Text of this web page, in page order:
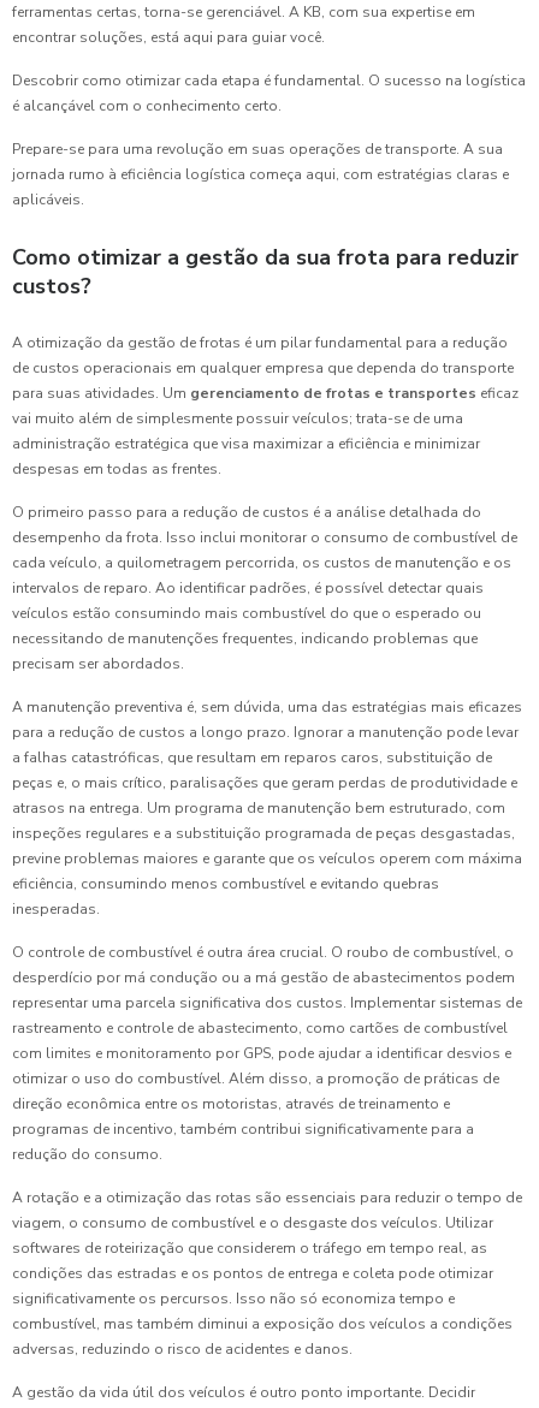
ferramentas certas, torna-se gerenciável. A KB, com sua expertise em
encontrar soluções, está aqui para guiar você.
Descobrir como otimizar cada etapa é fundamental. O sucesso na logística
é alcançável com o conhecimento certo.
Prepare-se para uma revolução em suas operações de transporte. A sua
jornada rumo à eficiência logística começa aqui, com estratégias claras e
aplicáveis.
Como otimizar a gestão da sua frota para reduzir
custos?
A otimização da gestão de frotas é um pilar fundamental para a redução
de custos operacionais em qualquer empresa que dependa do transporte
para suas atividades. Um gerenciamento de frotas e transportes eficaz
vai muito além de simplesmente possuir veículos; trata-se de uma
administração estratégica que visa maximizar a eficiência e minimizar
despesas em todas as frentes.
O primeiro passo para a redução de custos é a análise detalhada do
desempenho da frota. Isso inclui monitorar o consumo de combustível de
cada veículo, a quilometragem percorrida, os custos de manutenção e os
intervalos de reparo. Ao identificar padrões, é possível detectar quais
veículos estão consumindo mais combustível do que o esperado ou
necessitando de manutenções frequentes, indicando problemas que
precisam ser abordados.
A manutenção preventiva é, sem dúvida, uma das estratégias mais eficazes
para a redução de custos a longo prazo. Ignorar a manutenção pode levar
a falhas catastróficas, que resultam em reparos caros, substituição de
peças e, o mais crítico, paralisações que geram perdas de produtividade e
atrasos na entrega. Um programa de manutenção bem estruturado, com
inspeções regulares e a substituição programada de peças desgastadas,
previne problemas maiores e garante que os veículos operem com máxima
eficiência, consumindo menos combustível e evitando quebras
inesperadas.
O controle de combustível é outra área crucial. O roubo de combustível, o
desperdício por má condução ou a má gestão de abastecimentos podem
representar uma parcela significativa dos custos. Implementar sistemas de
rastreamento e controle de abastecimento, como cartões de combustível
com limites e monitoramento por GPS, pode ajudar a identificar desvios e
otimizar o uso do combustível. Além disso, a promoção de práticas de
direção econômica entre os motoristas, através de treinamento e
programas de incentivo, também contribui significativamente para a
redução do consumo.
A rotação e a otimização das rotas são essenciais para reduzir o tempo de
viagem, o consumo de combustível e o desgaste dos veículos. Utilizar
softwares de roteirização que considerem o tráfego em tempo real, as
condições das estradas e os pontos de entrega e coleta pode otimizar
significativamente os percursos. Isso não só economiza tempo e
combustível, mas também diminui a exposição dos veículos a condições
adversas, reduzindo o risco de acidentes e danos.
A gestão da vida útil dos veículos é outro ponto importante. Decidir